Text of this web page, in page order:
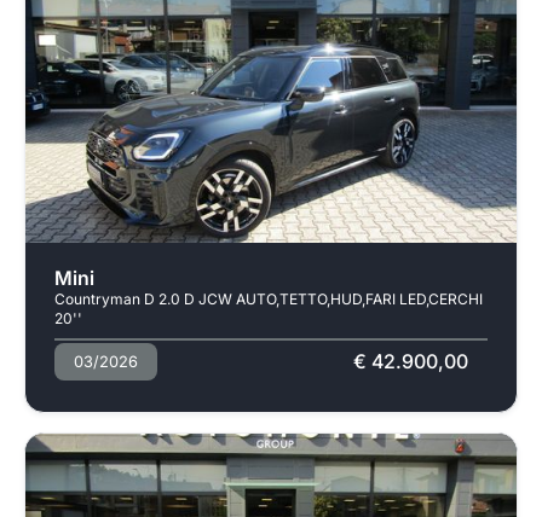
Mini
Countryman D 2.0 D JCW AUTO,TETTO,HUD,FARI LED,CERCHI
20''
03/2026 € 42.900,00